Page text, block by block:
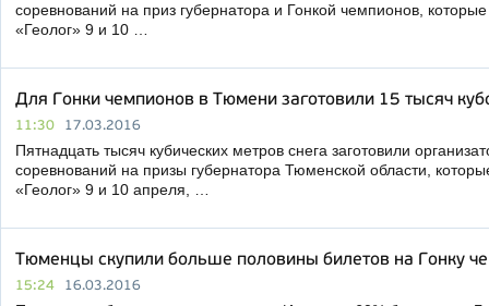
соревнований на приз губернатора и Гонкой чемпионов,
«Геолог» 9 и 10 …
Для Гонки чемпионов в Тюмени заготовили 15 тысяч
11:30 17.03.2016
Пятнадцать тысяч кубических метров снега заготовили
соревнований на призы губернатора Тюменской области,
«Геолог» 9 и 10 апреля, …
Тюменцы скупили больше половины билетов на Гонку
15:24 16.03.2016